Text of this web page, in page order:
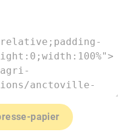
papier